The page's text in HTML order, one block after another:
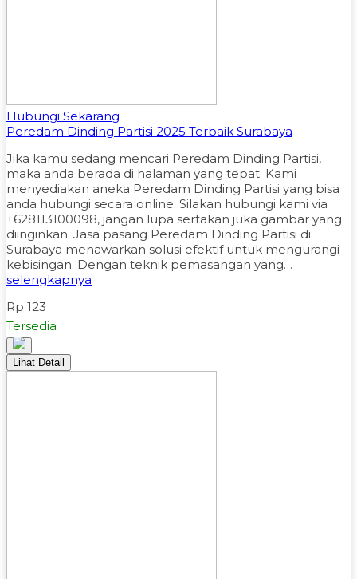
Hubungi Sekarang
Peredam Dinding Partisi 2025 Terbaik Surabaya
Jika kamu sedang mencari Peredam Dinding Partisi,
maka anda berada di halaman yang tepat. Kami
menyediakan aneka Peredam Dinding Partisi yang bisa
anda hubungi secara online. Silakan hubungi kami via
+628113100098, jangan lupa sertakan juka gambar yang
diinginkan. Jasa pasang Peredam Dinding Partisi di
Surabaya menawarkan solusi efektif untuk mengurangi
kebisingan. Dengan teknik pemasangan yang…
selengkapnya
Rp 123
Tersedia
Lihat Detail